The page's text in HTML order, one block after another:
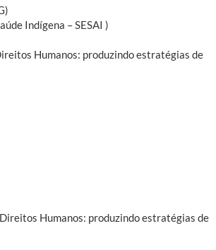
Indígena – SESAI )
Humanos: produzindo estratégias de
Humanos: produzindo estratégias de